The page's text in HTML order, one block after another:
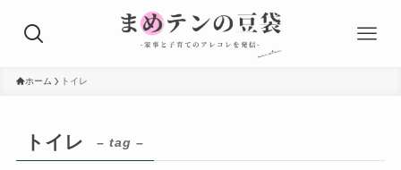
ホーム トイレ
トイレ – tag –